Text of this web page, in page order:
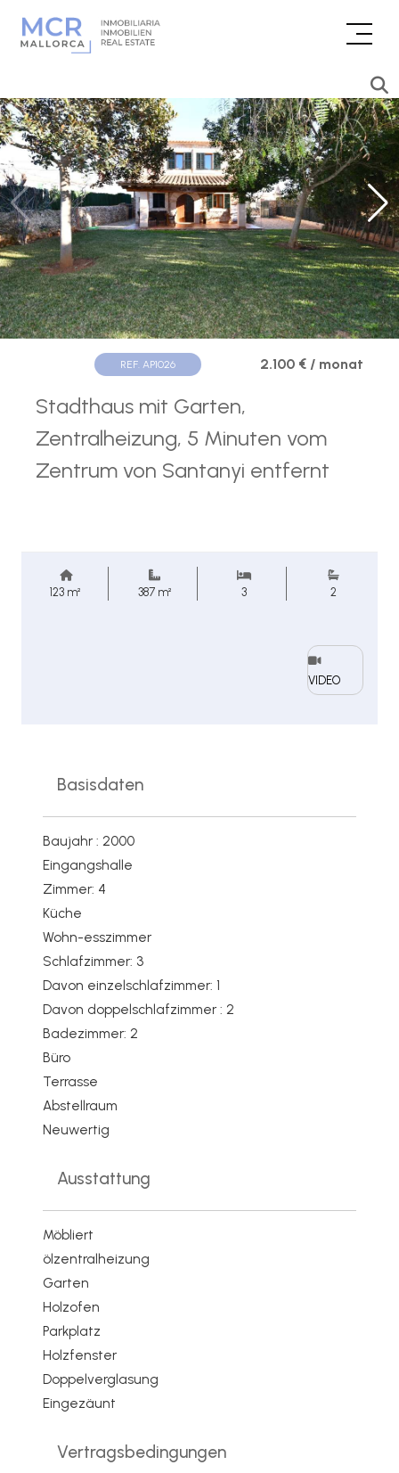
REF. AP1026 2.100 € / monat
Stadthaus mit Garten,
Zentralheizung, 5 Minuten vom
Zentrum von Santanyi entfernt
123 m² 387 m² 3 2
VIDEO
Basisdaten
Baujahr : 2000
Eingangshalle
Zimmer: 4
Küche
Wohn-esszimmer
Schlafzimmer: 3
Davon einzelschlafzimmer: 1
Davon doppelschlafzimmer : 2
Badezimmer: 2
Büro
Terrasse
Abstellraum
Neuwertig
Ausstattung
Möbliert
ölzentralheizung
Garten
Holzofen
Parkplatz
Holzfenster
Doppelverglasung
Eingezäunt
Vertragsbedingungen